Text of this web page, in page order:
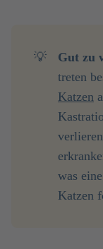
💡 Gut zu
treten
Katzen
was
Katzen